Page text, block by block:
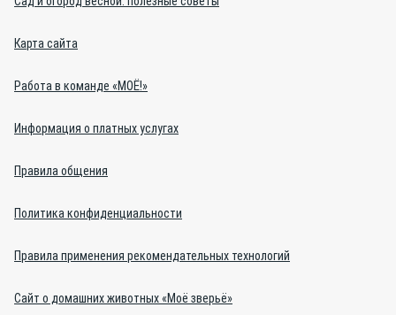
Карта сайта
Работа в команде «МОЁ!»
Информация о платных услугах
Правила общения
Политика конфиденциальности
Правила применения рекомендательных технологий
Сайт о домашних животных «Моё зверьё»